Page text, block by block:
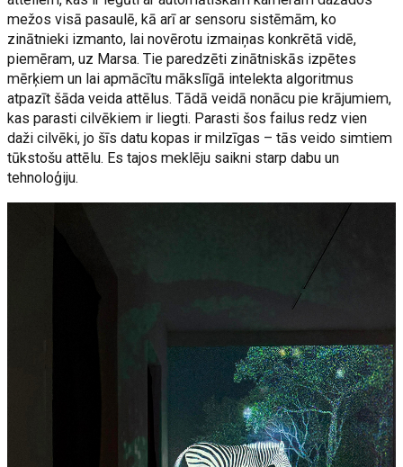
mežos visā pasaulē, kā arī ar sensoru sistēmām, ko
zinātnieki izmanto, lai novērotu izmaiņas konkrētā vidē,
piemēram, uz Marsa. Tie paredzēti zinātniskās izpētes
mērķiem un lai apmācītu mākslīgā intelekta algoritmus
atpazīt šāda veida attēlus. Tādā veidā nonācu pie krājumiem,
kas parasti cilvēkiem ir liegti. Parasti šos failus redz vien
daži cilvēki, jo šīs datu kopas ir milzīgas – tās veido simtiem
tūkstošu attēlu. Es tajos meklēju saikni starp dabu un
tehnoloģiju.